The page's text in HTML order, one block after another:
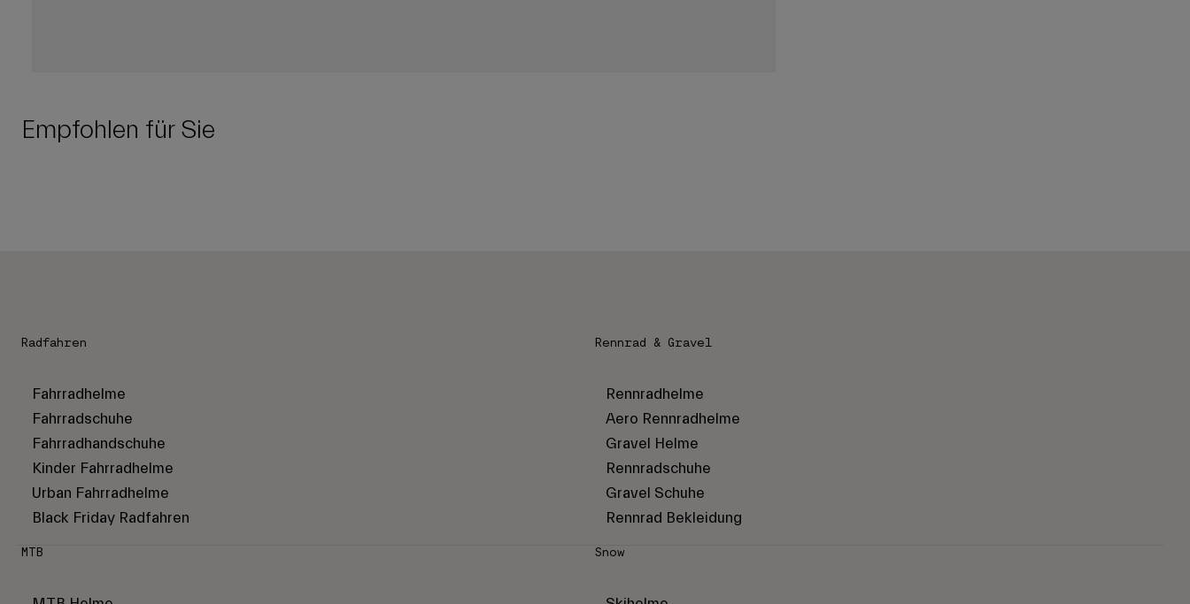
Empfohlen für Sie
Radfahren
Fahrradhelme
Fahrradschuhe
Fahrradhandschuhe
Kinder Fahrradhelme
Urban Fahrradhelme
Black Friday Radfahren
Rennrad & Gravel
Rennradhelme
Aero Rennradhelme
Gravel Helme
Rennradschuhe
Gravel Schuhe
Rennrad Bekleidung
MTB Snow